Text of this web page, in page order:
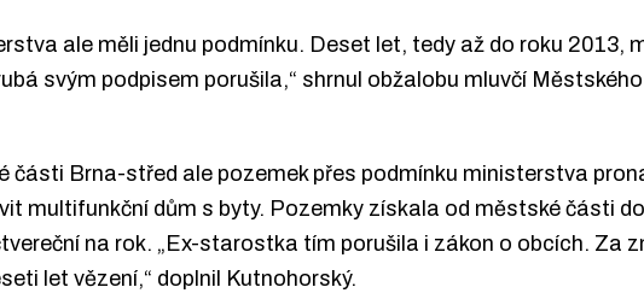
ale měli jednu podmínku. Deset let, tedy až do roku 2013,
svým podpisem porušila,“ shrnul obžalobu mluvčí
části Brna-střed ale pozemek přes podmínku ministerstva
multifunkční dům s byty. Pozemky získala od městské části
na rok. „Ex-starostka tím porušila i zákon o obcích. Za
let vězení,“ doplnil Kutnohorský.